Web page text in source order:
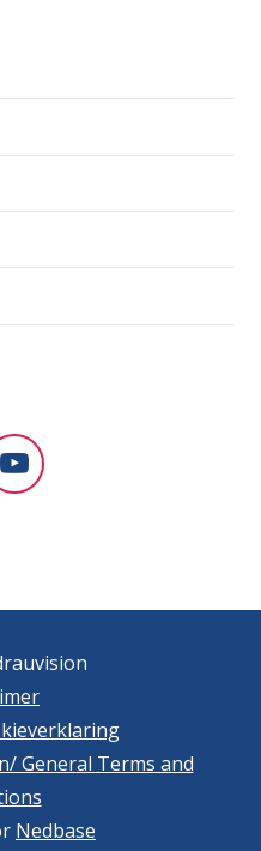
General Terms and
Nedbase